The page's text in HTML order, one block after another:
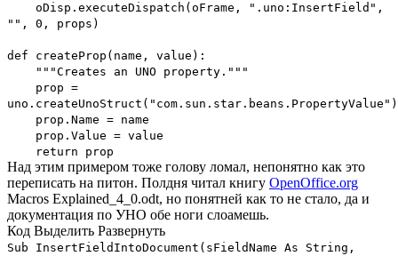
oDisp.executeDispatch(oFrame, ".uno:InsertField",
"", 0, props)
def createProp(name, value):
"""Creates an UNO property."""
prop =
uno.createUnoStruct("com.sun.star.beans.PropertyValue")
prop.Name = name
prop.Value = value
return prop
Над этим примером тоже голову ломал, непонятно как это
переписать на питон. Полдня читал книгу OpenOffice.org
Macros Explained_4_0.odt, но понятней как то не стало, да и
документация по УНО обе ноги слоамешь.
Код Выделить Развернуть
Sub InsertFieldIntoDocument(sFieldName As String,